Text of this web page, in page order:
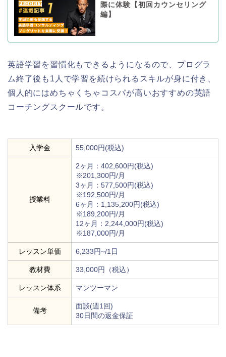
際に体験【初回カウンセリング
編】
英語学習を習慣化もできるようになるので、プログラ
ム終了後も1人で学習を続けられるスキルが身に付き、
個人的にはめちゃくちゃコスパが高いおすすめの英語
コーチングスクールです。
入学金 55,000円(税込)
授業料
2ヶ月：402,600円(税込)
※201,300円/月
3ヶ月：577,500円(税込)
※192,500円/月
6ヶ月：1,135,200円(税込)
※189,200円/月
12ヶ月：2,244,000円(税込)
※187,000円/月
レッスン単価 6,233円~/1日
教材費 33,000円（税込）
レッスン体系 マンツーマン
備考
面談(週1回)
30日間の返金保証